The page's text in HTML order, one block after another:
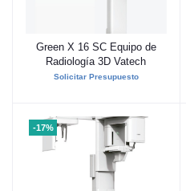
Añadir al carrito
Green X 16 SC Equipo de
Radiología 3D Vatech
Solicitar Presupuesto
-17%